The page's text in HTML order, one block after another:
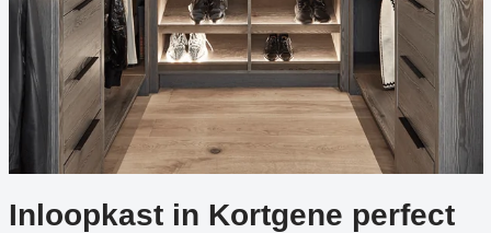
Inloopkast in Kortgene perfect